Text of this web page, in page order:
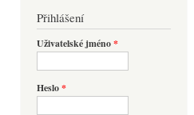
Přihlášení
Uživatelské jméno*
Heslo*